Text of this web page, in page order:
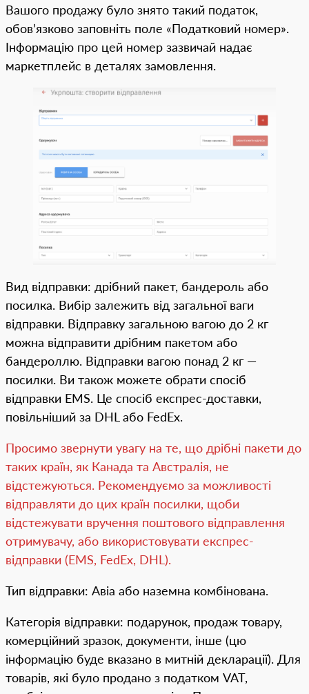
Вашого продажу було знято такий податок,
обов’язково заповніть поле «Податковий номер».
Інформацію про цей номер зазвичай надає
маркетплейс в деталях замовлення.
Вид відправки: дрібний пакет, бандероль або
посилка. Вибір залежить від загальної ваги
відправки. Відправку загальною вагою до 2 кг
можна відправити дрібним пакетом або
бандероллю. Відправки вагою понад 2 кг —
посилки. Ви також можете обрати спосіб
відправки EMS. Це спосіб експрес-доставки,
повільніший за DHL або FedEx.
Просимо звернути увагу на те, що дрібні пакети до
таких країн, як Канада та Австралія, не
відстежуються. Рекомендуємо за можливості
відправляти до цих країн посилки, щоби
відстежувати вручення поштового відправлення
отримувачу, або використовувати експрес-
відправки (EMS, FedEx, DHL).
Тип відправки: Авіа або наземна комбінована.
Категорія відправки: подарунок, продаж товару,
комерційний зразок, документи, інше (цю
інформацію буде вказано в митній декларації). Для
товарів, які було продано з податком VAT,